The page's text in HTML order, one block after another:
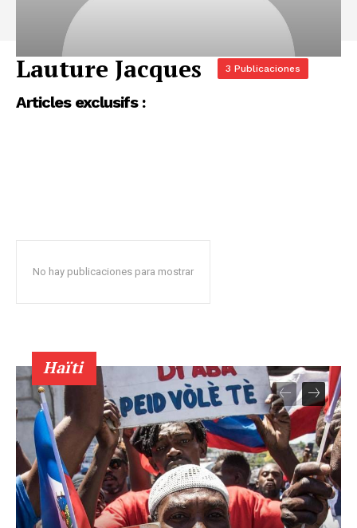
Lauture Jacques 3 Publicaciones
Articles exclusifs :
No hay publicaciones para mostrar
Haïti